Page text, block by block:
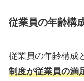
従業員の年齢構
従業員の年齢構成
制度が従業員の満